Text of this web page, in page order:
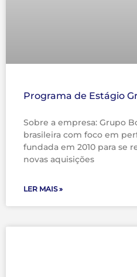
Programa de Estágio
Sobre a empresa: Grupo
brasileira com foco em
fundada em 2010 para se
novas aquisições
LER MAIS »